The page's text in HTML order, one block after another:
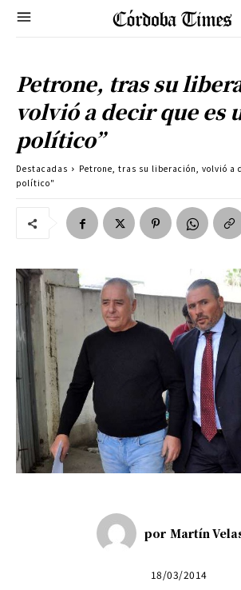
Petrone, tras su
volvió a decir que es
político”
Destacadas
Petrone, tras su liberación, volvió a
político"
por Martín
18/03/2014